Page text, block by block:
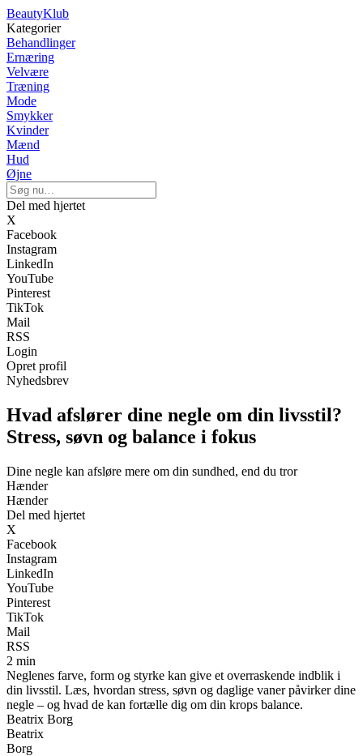
BeautyKlub
Kategorier
Behandlinger
Ernæring
Velvære
Træning
Mode
Smykker
Kvinder
Mænd
Hud
Øjne
Del med hjertet
X
Facebook
Instagram
LinkedIn
YouTube
Pinterest
TikTok
Mail
RSS
Login
Opret profil
Nyhedsbrev
Hvad afslører dine negle om din livsstil?
Stress, søvn og balance i fokus
Dine negle kan afsløre mere om din sundhed, end du tror
Hænder
Hænder
Del med hjertet
X
Facebook
Instagram
LinkedIn
YouTube
Pinterest
TikTok
Mail
RSS
2 min
Neglenes farve, form og styrke kan give et overraskende indblik i
din livsstil. Læs, hvordan stress, søvn og daglige vaner påvirker dine
negle – og hvad de kan fortælle dig om din krops balance.
Beatrix Borg
Beatrix
Borg